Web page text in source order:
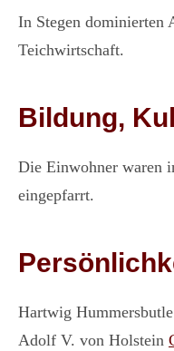
In Stegen dominierten
Teichwirtschaft.
Bildung,
Die Einwohner waren
eingepfarrt.
Hartwig Hummersbutle
Adolf V. von Holstein